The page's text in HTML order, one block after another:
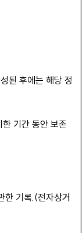
된 후에는 해당 정
기간 동안 보존
한 기록.(전자상거